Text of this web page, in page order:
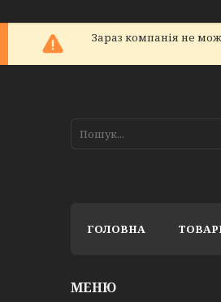
Зараз компанія не
ГОЛОВНА